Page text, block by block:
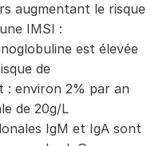
augmentant le risque
IMSI :
est élevée
de
environ 2% par an
de 20g/L
IgM et IgA sont